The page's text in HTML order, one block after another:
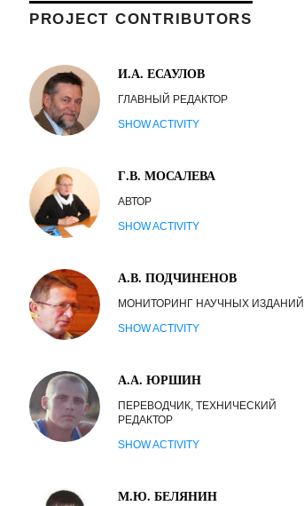
PROJECT CONTRIBUTORS
И.А. ЕСАУЛОВ
ГЛАВНЫЙ РЕДАКТОР
SHOW ACTIVITY
Г.В. МОСАЛЕВА
АВТОР
SHOW ACTIVITY
А.В. ПОДЧИНЕНОВ
МОНИТОРИНГ НАУЧНЫХ ИЗДАНИЙ
SHOW ACTIVITY
А.А. ЮРШИН
ПЕРЕВОДЧИК, ТЕХНИЧЕСКИЙ
РЕДАКТОР
SHOW ACTIVITY
М.Ю. БЕЛЯНИН